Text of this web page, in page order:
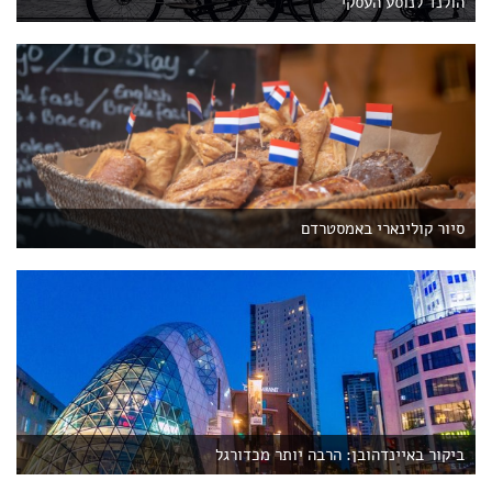
סיור קולינארי באמסטרדם
ביקור באיינדהובן: הרבה יותר מכדורגל